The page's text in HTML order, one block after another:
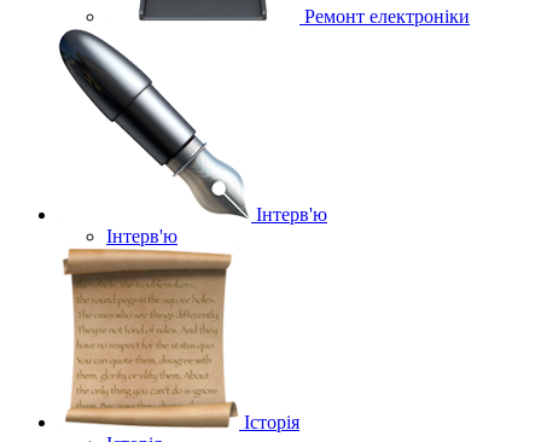
Ремонт електроніки
Інтерв'ю
Інтерв'ю
Історія